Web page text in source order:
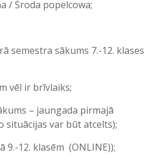
/ Środa popelcowa;
semestra sākums 7.-12. klases
vēl ir brīvlaiks;
– jaungada pirmajā
situācijas var būt atcelts);
9.-12. klasēm (ONLINE));